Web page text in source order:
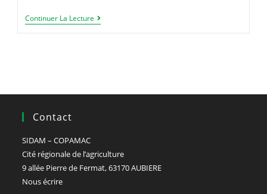
Continuer La Lecture L’Atlas
Cartographique
!
Contact
SIDAM – COPAMAC
Cité régionale de l’agriculture
9 allée Pierre de Fermat, 63170 AUBIERE
Nous écrire